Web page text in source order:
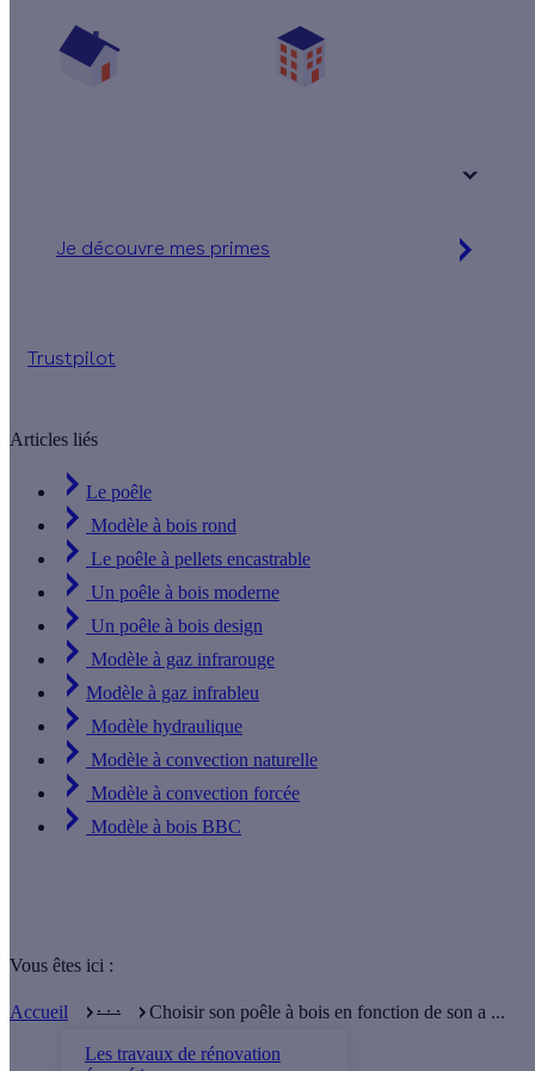
Je découvre mes primes
Trustpilot
Articles liés
Le poêle
Modèle à bois rond
Le poêle à pellets encastrable
Un poêle à bois moderne
Un poêle à bois design
Modèle à gaz infrarouge
Modèle à gaz infrableu
Modèle hydraulique
Modèle à convection naturelle
Modèle à convection forcée
Modèle à bois BBC
Vous êtes ici :
Accueil . . .
Les travaux de rénovation
Choisir son poêle à bois en fonction de son a ...